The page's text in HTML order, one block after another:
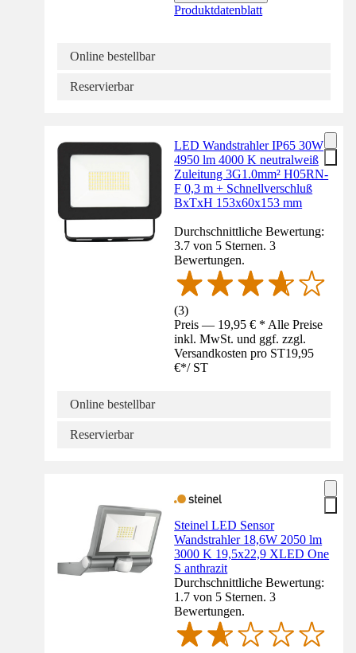
Produktdatenblatt
Online bestellbar
Reservierbar
LED Wandstrahler IP65 30W
4950 lm 4000 K neutralweiß
Zuleitung 3G1.0mm² H05RN-
F 0,3 m + Schnellverschluß
BxTxH 153x60x153 mm
Durchschnittliche Bewertung:
3.7 von 5 Sternen. 3
Bewertungen.
(3)
Preis — 19,95 € * Alle Preise
inkl. MwSt. und ggf. zzgl.
Versandkosten pro ST19,95
€*/ ST
Online bestellbar
Reservierbar
Steinel LED Sensor
Wandstrahler 18,6W 2050 lm
3000 K 19,5x22,9 XLED One
S anthrazit
Durchschnittliche Bewertung:
1.7 von 5 Sternen. 3
Bewertungen.